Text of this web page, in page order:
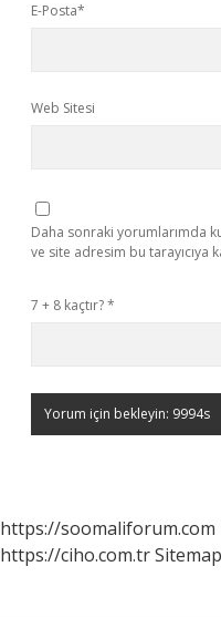
E-Posta*
Web Sitesi
Daha sonraki yorumlarımda
ve site adresim bu tarayıcıya
7 + 8 kaçtır?*
https://soomaliforum.com
https://ciho.com.trSitemap